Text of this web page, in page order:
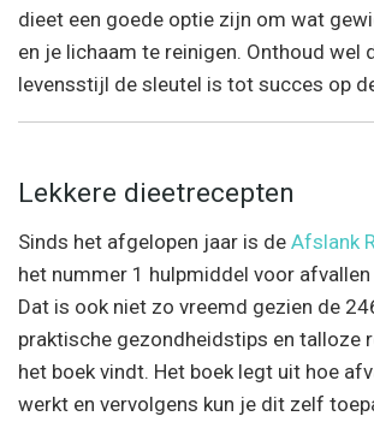
dieet een goede optie zijn om wat
en je lichaam te reinigen. Onthoud wel
levensstijl de sleutel is tot succes op
Lekkere dieetrecepten
Sinds het afgelopen jaar is de Afslank
het nummer 1 hulpmiddel voor afvallen
Dat is ook niet zo vreemd gezien de
praktische gezondheidstips en talloze
het boek vindt. Het boek legt uit hoe
werkt en vervolgens kun je dit zelf